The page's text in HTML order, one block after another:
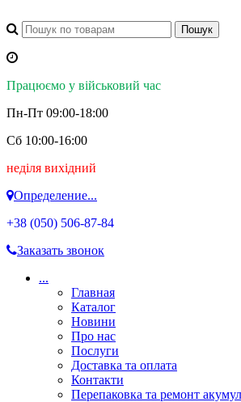
Працюємо у військовий час
Пн-Пт 09:00-18:00
Сб 10:00-16:00
неділя вихідний
Определение...
+38 (050) 506-87-84
Заказать звонок
...
Главная
Каталог
Новини
Про нас
Послуги
Доставка та оплата
Контакти
Перепаковка та ремонт